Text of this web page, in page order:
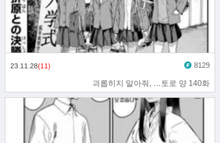
괴롭히지 말아줘, …토로 양 140화
23.11.28(11) 8129